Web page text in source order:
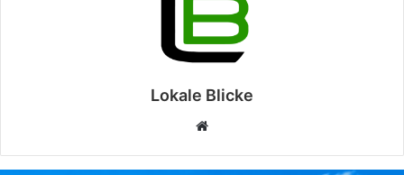
Lokale Blicke
Webseite